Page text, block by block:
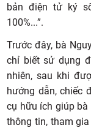
bản điện tử ký
100%...”.
Trước đây, bà
chỉ biết sử dụng
nhiên, sau khi
hướng dẫn, chiếc
cụ hữu ích giúp
thông tin, tham